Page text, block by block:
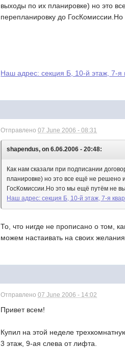
выходы по их планировке) но это
перепланировку до
Наш адрес: секция Б, 10-й этаж, 7-я
Отправлено07 June 2006 - 08:31
shapendus, on 6.06.2006 - 20:48:
Как нам сказали при подписании
планировке) но это все ещё не решено
ГосКомиссии.Но это мы ещё путём не
Наш адрес: секция Б, 10-й этаж, 7-я
То, что нигде не прописано о том,
можем настаивать на своих
Отправлено07 June 2006 - 14:02
Привет всем!
Купил на этой неделе
3 этаж, 9-ая слева от лифта.